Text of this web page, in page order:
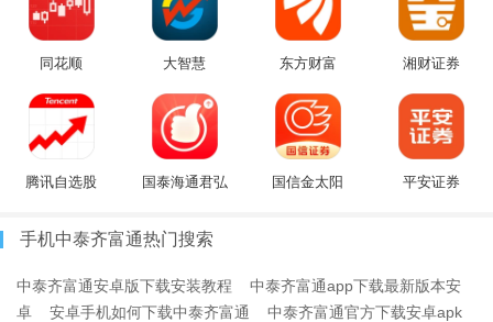
同花顺 大智慧 东方财富 湘财证券
腾讯自选股 国泰海通君弘 国信金太阳 平安证券
手机中泰齐富通热门搜索
中泰齐富通安卓版下载安装教程
中泰齐富通app下载最新版本安
卓
安卓手机如何下载中泰齐富通
中泰齐富通官方下载安卓apk